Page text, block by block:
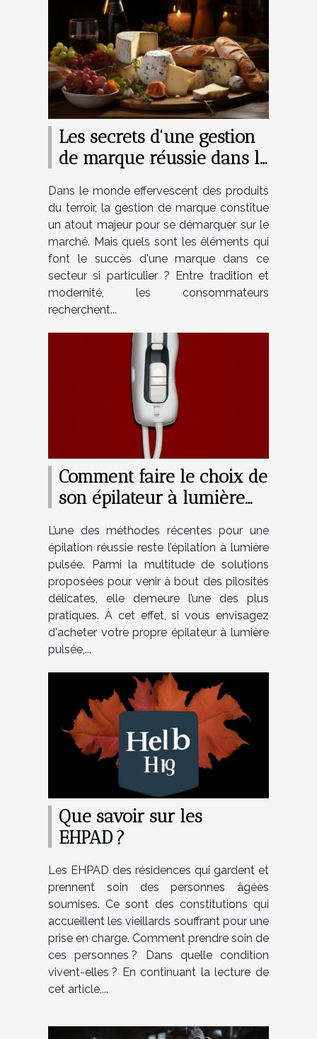
Les secrets d'une gestion
de marque réussie dans le
terroir
Dans le monde effervescent des produits
du terroir, la gestion de marque constitue
un atout majeur pour se démarquer sur le
marché. Mais quels sont les éléments qui
font le succès d'une marque dans ce
secteur si particulier ? Entre tradition et
modernité, les consommateurs
recherchent...
Comment faire le choix de
son épilateur à lumière
L’une des méthodes récentes pour une
épilation réussie reste l’épilation à lumière
pulsée. Parmi la multitude de solutions
proposées pour venir à bout des pilosités
délicates, elle demeure l’une des plus
pratiques. À cet effet, si vous envisagez
d'acheter votre propre épilateur à lumière
pulsée,...
Que savoir sur les
EHPAD ?
Les EHPAD des résidences qui gardent et
prennent soin des personnes âgées
soumises. Ce sont des constitutions qui
accueillent les vieillards souffrant pour une
prise en charge. Comment prendre soin de
ces personnes ? Dans quelle condition
vivent-elles ? En continuant la lecture de
cet article,...